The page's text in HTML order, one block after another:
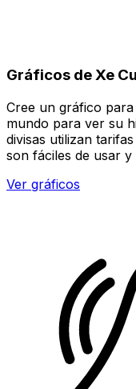
Gráficos de Xe
Cree un gráfico
mundo para ver su
divisas utilizan
son fáciles de usar y
Ver gráficos